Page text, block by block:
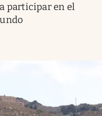
participar en el